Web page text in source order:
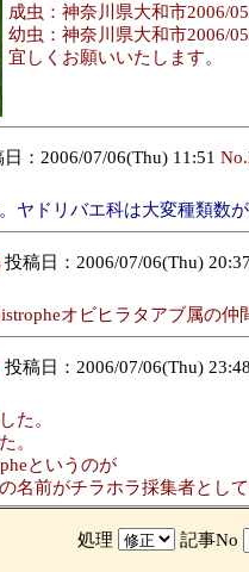
成虫：神奈川県大和市2006/
幼虫：神奈川県大和市2006/
宜しくお願いいたします。
：2006/07/06(Thu) 11:51
ヤドリバエ科は大変種類数
投稿日：2006/07/06(Thu) 20:37
オビヒラタアブ属の仲
投稿日：2006/07/06(Thu) 23:48
た。
。
というのが
名前がチラホラ採集者とし
処理 記事No